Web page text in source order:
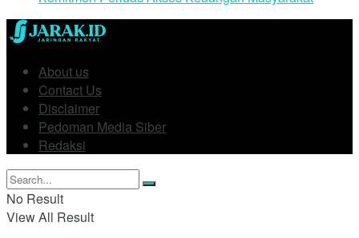
About us
Contact Us
Disclaimer
Pedoman Media Siber
Redaksi
No Result
View All Result